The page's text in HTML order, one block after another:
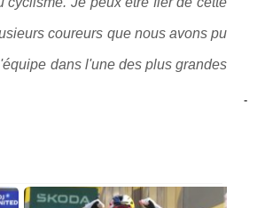
coureurs que nous avons pu
dans l'une des plus grandes
-